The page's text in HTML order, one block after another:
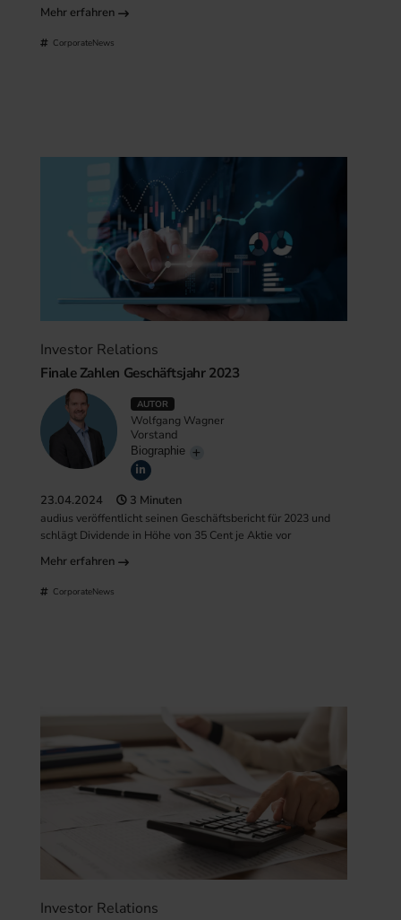
Mehr erfahren
CorporateNews
Investor Relations
Finale Zahlen Geschäftsjahr 2023
AUTOR
Wolfgang Wagner
Vorstand
Biographie
23.04.2024 3 Minuten
audius veröffentlicht seinen Geschäftsbericht für 2023 und
schlägt Dividende in Höhe von 35 Cent je Aktie vor
Mehr erfahren
CorporateNews
Investor Relations